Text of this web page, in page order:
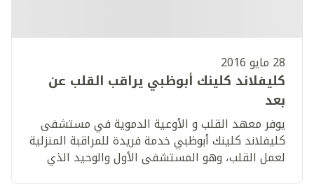
28 مايو 2016
كليفلاند كلينك أبوظبي يراقب القلب عن
بعد
يوفر معهد القلب و الأوعية الدموية في مستشفى
كليفلاند كلينك أبوظبي خدمة فريدة للمراقبة المنزلية
لعمل القلب، وهو المستشفى الأول والوحيد الذي